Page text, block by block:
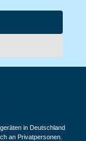
in Deutschland
an Privatpersonen.